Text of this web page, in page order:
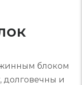
блоком
долговечны и